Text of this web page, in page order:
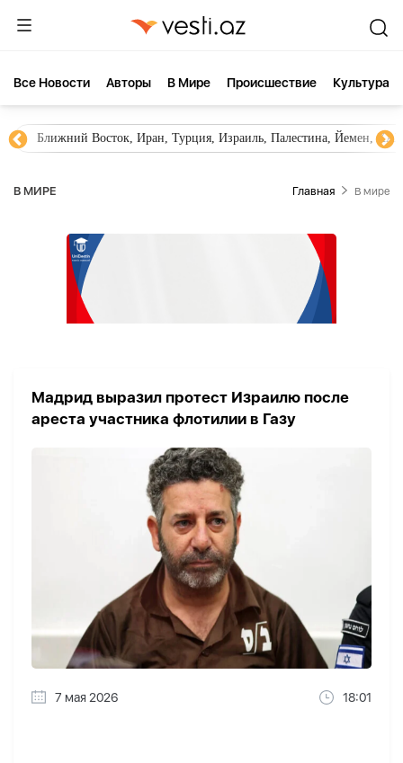
Все Новости Aвторы В Мире Происшествие Культура
Ближний Восток, Иран, Турция, Израиль, Палестина, Йемен,
В МИРЕ Главная В мире
Мадрид выразил протест Израилю после
ареста участника флотилии в Газу
7 мая 2026 18:01